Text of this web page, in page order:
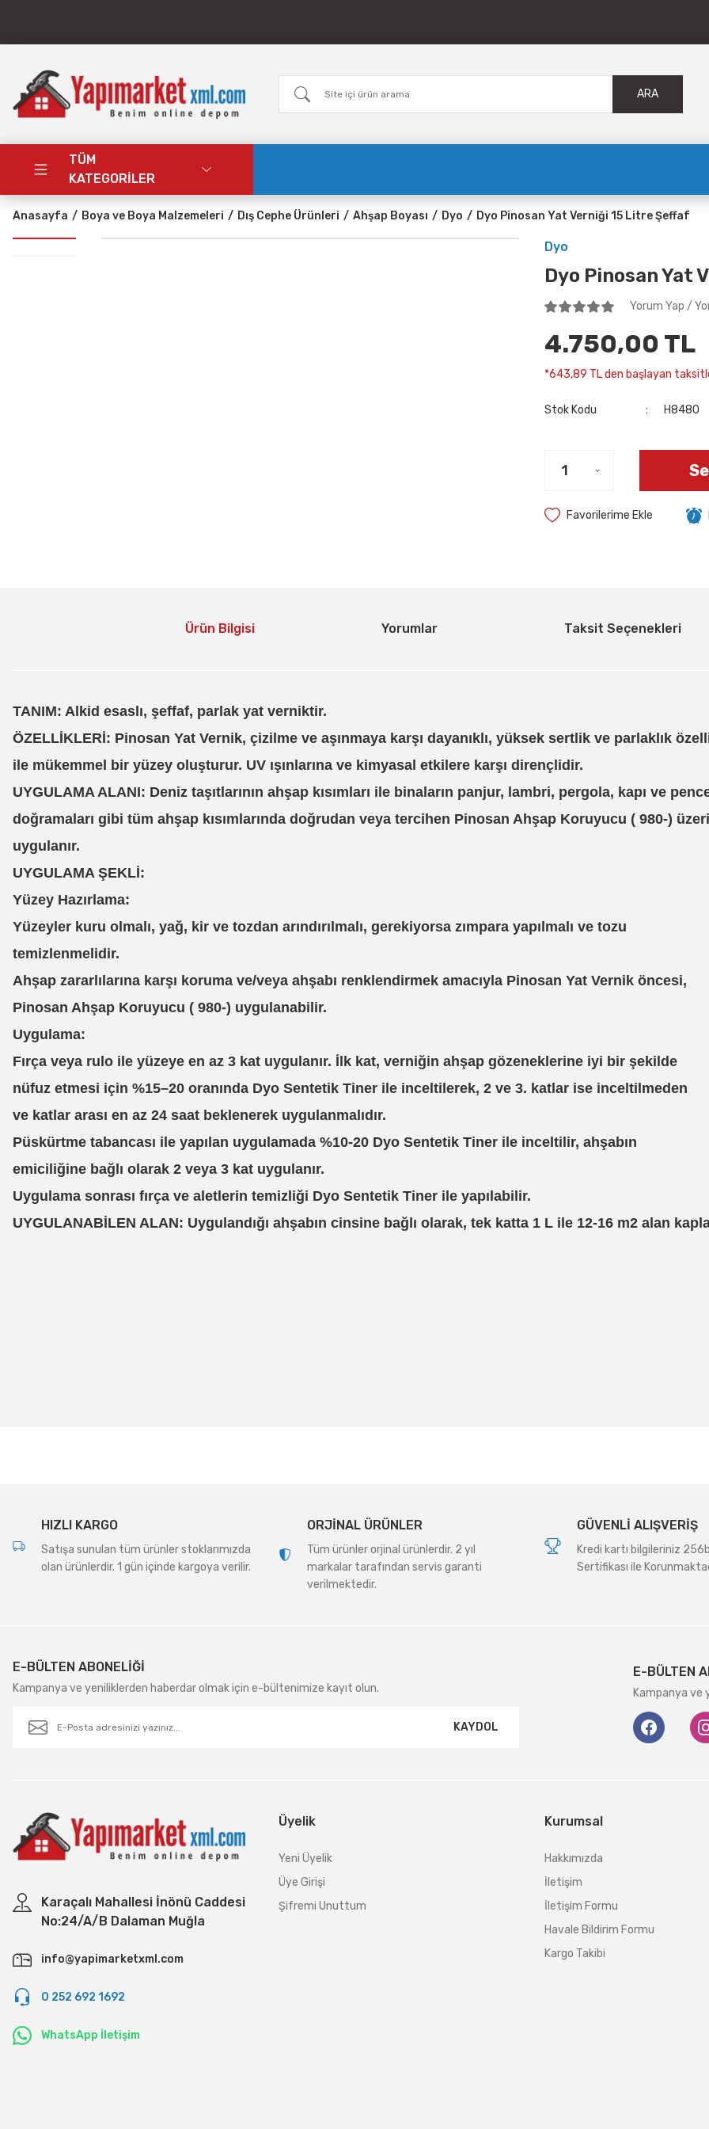
ARA
TÜM
KATEGORİLER
Anasayfa Boya ve Boya Malzemeleri Dış Cephe Ürünleri Ahşap Boyası Dyo Dyo Pinosan Yat Verniği 15 Litre Şeffaf
Dyo
Dyo Pinosan Yat
Yorum Yap /
4.750,00 TL
*643,89 TL den başlayan
Stok Kodu H8480
Ürün Bilgisi Yorumlar Taksit Seçenekleri
TANIM: Alkid esaslı, şeffaf, parlak yat verniktir.
ÖZELLİKLERİ: Pinosan Yat Vernik, çizilme ve aşınmaya karşı dayanıklı, yüksek sertlik ve parlaklık
ile mükemmel bir yüzey oluşturur. UV ışınlarına ve kimyasal etkilere karşı dirençlidir.
UYGULAMA ALANI: Deniz taşıtlarının ahşap kısımları ile binaların panjur, lambri, pergola, kapı ve
doğramaları gibi tüm ahşap kısımlarında doğrudan veya tercihen Pinosan Ahşap Koruyucu ( 980-)
uygulanır.
UYGULAMA ŞEKLİ:
Yüzey Hazırlama:
Yüzeyler kuru olmal ı, yağ, kir ve tozdan arındırılmalı, gerekiyorsa zımpara yapılmalı ve tozu
temizlenmelidir.
Ahşap zararlılarına karşı koruma ve/veya ahşabı renklendirmek amacıyla Pinosan Yat Vernik öncesi,
Pinosan Ahşap Koruyucu ( 980-) uygulanabilir.
Uygulama:
Fırça veya rulo ile yüzeye en az 3 kat uygulanır. İlk kat, verniğin ahşap gözeneklerine iyi bir şekilde
nüfuz etmesi için %15–20 oranında Dyo Sentetik Tiner ile inceltilerek, 2 ve 3. katlar ise inceltilmeden
ve katlar arası en az 24 saat beklenerek uygulanmalıdır.
Püskürtme tabancası ile yapılan uygulamada %10-20 Dyo Sentetik Tiner ile inceltilir, ahşabın
emiciliğine bağlı olarak 2 veya 3 kat uygulanır.
Uygulama sonrası fırça ve aletlerin temizliği Dyo Sentetik Tiner ile yapılabilir.
UYGULANABİLEN ALAN: Uygulandığı ahşabın cinsine bağlı olarak, tek katta 1 L ile 12-16 m2 alan
HIZLI KARGO
Satışa sunulan tüm ürünler stoklarımızda
olan ürünlerdir. 1 gün içinde kargoya verilir.
ORJİNAL ÜRÜNLER
Tüm ürünler orjinal ürünlerdir. 2 yıl
markalar tarafından servis garanti
verilmektedir.
GÜVENLİ ALIŞVERİŞ
Kredi kartı bilgileriniz
Sertifikası ile
E-BÜLTEN ABONELİĞİ
Kampanya ve yeniliklerden haberdar olmak için e-bültenimize kayıt olun.
KAYDOL
E-BÜLTEN
Kampanya ve
Karaçalı Mahallesi İnönü Caddesi
No:24/A/B Dalaman Muğla
info@yapimarketxml.com
0 252 692 1692
WhatsApp İletişim
Üyelik
Yeni Üyelik
Üye Girişi
Şifremi Unuttum
Kurumsal
Hakkımızda
İletişim
İletişim Formu
Havale Bildirim Formu
Kargo Takibi